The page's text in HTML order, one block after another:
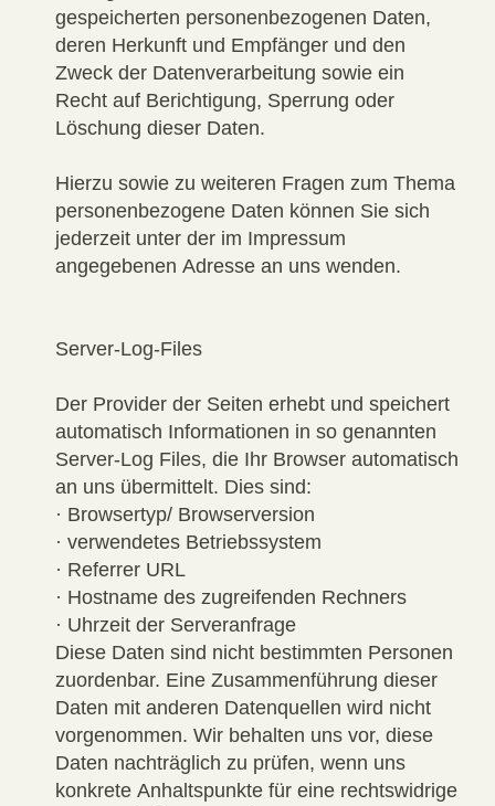
gespeicherten personenbezogenen Daten,
deren Herkunft und Empfänger und den
Zweck der Datenverarbeitung sowie ein
Recht auf Berichtigung, Sperrung oder
Löschung dieser Daten.
Hierzu sowie zu weiteren Fragen zum Thema
personenbezogene Daten können Sie sich
jederzeit unter der im Impressum
angegebenen Adresse an uns wenden.
Server-Log-Files
Der Provider der Seiten erhebt und speichert
automatisch Informationen in so genannten
Server-Log Files, die Ihr Browser automatisch
an uns übermittelt. Dies sind:
· Browsertyp/ Browserversion
· verwendetes Betriebssystem
· Referrer URL
· Hostname des zugreifenden Rechners
· Uhrzeit der Serveranfrage
Diese Daten sind nicht bestimmten Personen
zuordenbar. Eine Zusammenführung dieser
Daten mit anderen Datenquellen wird nicht
vorgenommen. Wir behalten uns vor, diese
Daten nachträglich zu prüfen, wenn uns
konkrete Anhaltspunkte für eine rechtswidrige